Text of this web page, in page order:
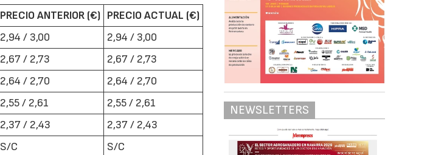
PRECIO ANTERIOR (€) PRECIO ACTUAL (€)
2,94 / 3,00
2,94 / 3,00
2,67 / 2,73
2,67 / 2,73
2,64 / 2,70
2,64 / 2,70
2,55 / 2,61
2,55 / 2,61
2,37 / 2,43
2,37 / 2,43
S/C
S/C
NEWSLETTERS